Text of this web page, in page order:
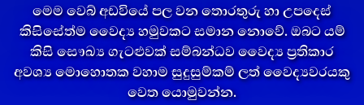
මෙම වෙබ් අඩවියේ පල වන තොරතුරු හා උපදෙස්
කිසිසේත්ම වෛද්‍ය හමුවකට සමාන නොවේ. ඔබට යම්
කිසි සෞඛ්‍ය ගැටළුවක් සම්බන්ධව වෛද්‍ය ප්‍රතිකාර
අවශ්‍ය මොහොතක වහාම සුදුසුම්කම් ලත් වෛද්‍යවරයකු
වෙත යොමුවන්න.